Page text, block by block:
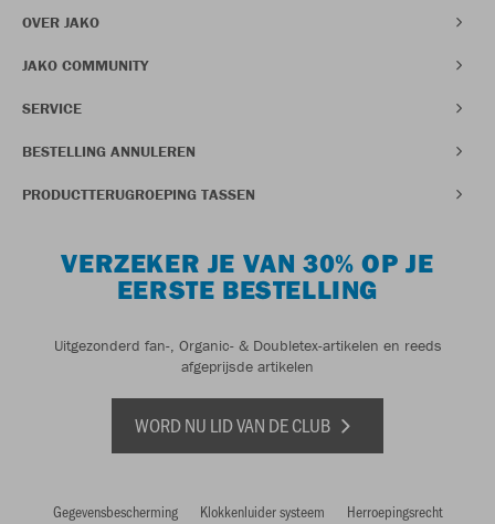
OVER JAKO
JAKO COMMUNITY
SERVICE
BESTELLING ANNULEREN
PRODUCTTERUGROEPING TASSEN
VERZEKER JE VAN 30% OP JE
EERSTE BESTELLING
Uitgezonderd fan-, Organic- & Doubletex-artikelen en reeds
afgeprijsde artikelen
WORD NU LID VAN DE CLUB
Gegevensbescherming Klokkenluider systeem Herroepingsrecht